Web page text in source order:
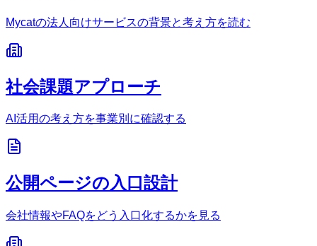
Mycatの法人向けサービスの背景と考え方を読む
社会課題アプローチ
AI活用の考え方を事業別に確認する
公開ページの入口設計
会社情報やFAQをどう入口化するかを見る